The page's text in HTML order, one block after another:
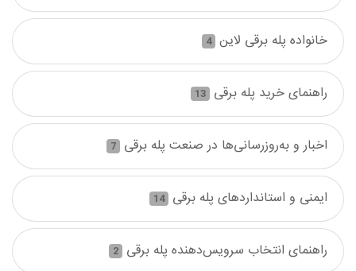
خانواده پله برقی لاین 4
راهنمای خرید پله برقی 13
اخبار و به‌روزرسانی‌ها در صنعت پله برقی 7
ایمنی و استانداردهای پله برقی 14
راهنمای انتخاب سرویس‌دهنده پله برقی 2